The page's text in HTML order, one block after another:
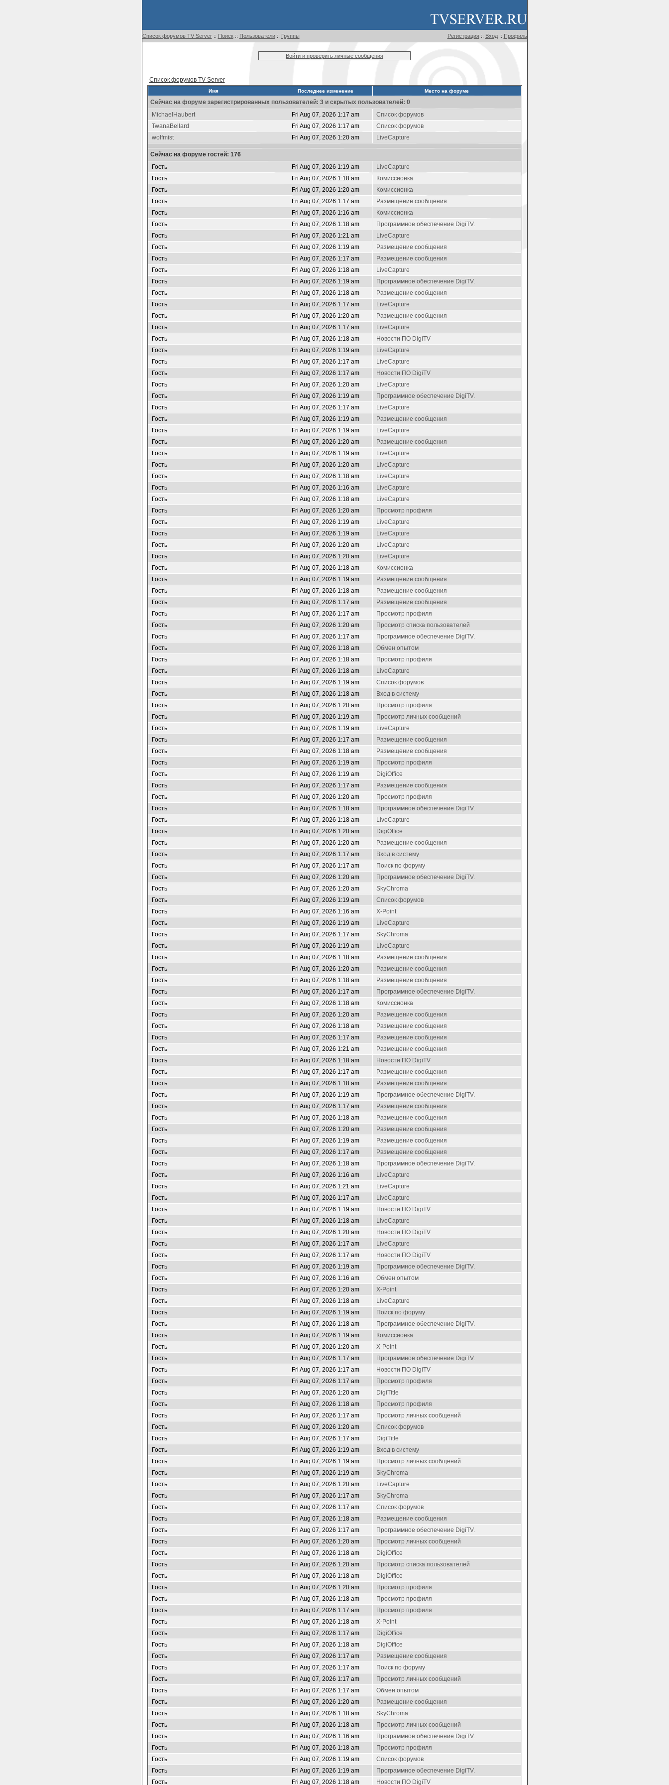
Список форумов TV Server:: Поиск:: Пользователи:: Группы Регистрация :: Вход:: Профиль
Войти и проверить личные сообщения
Список форумов TV Server
Имя Последнее изменение Место на форуме
Сейчас на форуме зарегистрированных пользователей: 3 и скрытых пользователей: 0
MichaelHaubert
Fri Aug 07, 2026 1:17 am
Список форумов
TwanaBellard
Fri Aug 07, 2026 1:17 am
Список форумов
wolfmist
Fri Aug 07, 2026 1:20 am LiveCapture
Сейчас на форуме гостей: 176
Гость
Fri Aug 07, 2026 1:19 am
LiveCapture
Гость
Fri Aug 07, 2026 1:18 am
Комиссионка
Гость
Fri Aug 07, 2026 1:20 am
Комиссионка
Гость
Fri Aug 07, 2026 1:17 am
Размещение сообщения
Гость
Fri Aug 07, 2026 1:16 am
Комиссионка
Гость
Fri Aug 07, 2026 1:18 am
Программное обеспечение DigiTV.
Гость
Fri Aug 07, 2026 1:21 am
LiveCapture
Гость
Fri Aug 07, 2026 1:19 am
Размещение сообщения
Гость
Fri Aug 07, 2026 1:17 am
Размещение сообщения
Гость
Fri Aug 07, 2026 1:18 am
LiveCapture
Гость
Fri Aug 07, 2026 1:19 am
Программное обеспечение DigiTV.
Гость
Fri Aug 07, 2026 1:18 am
Размещение сообщения
Гость
Fri Aug 07, 2026 1:17 am
LiveCapture
Гость
Fri Aug 07, 2026 1:20 am
Размещение сообщения
Гость
Fri Aug 07, 2026 1:17 am
LiveCapture
Гость
Fri Aug 07, 2026 1:18 am
Новости ПО DigiTV
Гость
Fri Aug 07, 2026 1:19 am
LiveCapture
Гость
Fri Aug 07, 2026 1:17 am
LiveCapture
Гость
Fri Aug 07, 2026 1:17 am
Новости ПО DigiTV
Гость
Fri Aug 07, 2026 1:20 am
LiveCapture
Гость
Fri Aug 07, 2026 1:19 am
Программное обеспечение DigiTV.
Гость
Fri Aug 07, 2026 1:17 am
LiveCapture
Гость
Fri Aug 07, 2026 1:19 am
Размещение сообщения
Гость
Fri Aug 07, 2026 1:19 am
LiveCapture
Гость
Fri Aug 07, 2026 1:20 am
Размещение сообщения
Гость
Fri Aug 07, 2026 1:19 am
LiveCapture
Гость
Fri Aug 07, 2026 1:20 am
LiveCapture
Гость
Fri Aug 07, 2026 1:18 am
LiveCapture
Гость
Fri Aug 07, 2026 1:16 am
LiveCapture
Гость
Fri Aug 07, 2026 1:18 am
LiveCapture
Гость
Fri Aug 07, 2026 1:20 am
Просмотр профиля
Гость
Fri Aug 07, 2026 1:19 am
LiveCapture
Гость
Fri Aug 07, 2026 1:19 am
LiveCapture
Гость
Fri Aug 07, 2026 1:20 am
LiveCapture
Гость
Fri Aug 07, 2026 1:20 am
LiveCapture
Гость
Fri Aug 07, 2026 1:18 am
Комиссионка
Гость
Fri Aug 07, 2026 1:19 am
Размещение сообщения
Гость
Fri Aug 07, 2026 1:18 am
Размещение сообщения
Гость
Fri Aug 07, 2026 1:17 am
Размещение сообщения
Гость
Fri Aug 07, 2026 1:17 am
Просмотр профиля
Гость
Fri Aug 07, 2026 1:20 am
Просмотр списка пользователей
Гость
Fri Aug 07, 2026 1:17 am
Программное обеспечение DigiTV.
Гость
Fri Aug 07, 2026 1:18 am
Обмен опытом
Гость
Fri Aug 07, 2026 1:18 am
Просмотр профиля
Гость
Fri Aug 07, 2026 1:18 am
LiveCapture
Гость
Fri Aug 07, 2026 1:19 am
Список форумов
Гость
Fri Aug 07, 2026 1:18 am
Вход в систему
Гость
Fri Aug 07, 2026 1:20 am
Просмотр профиля
Гость
Fri Aug 07, 2026 1:19 am
Просмотр личных сообщений
Гость
Fri Aug 07, 2026 1:19 am
LiveCapture
Гость
Fri Aug 07, 2026 1:17 am
Размещение сообщения
Гость
Fri Aug 07, 2026 1:18 am
Размещение сообщения
Гость
Fri Aug 07, 2026 1:19 am
Просмотр профиля
Гость
Fri Aug 07, 2026 1:19 am
DigiOffice
Гость
Fri Aug 07, 2026 1:17 am
Размещение сообщения
Гость
Fri Aug 07, 2026 1:20 am
Просмотр профиля
Гость
Fri Aug 07, 2026 1:18 am
Программное обеспечение DigiTV.
Гость
Fri Aug 07, 2026 1:18 am
LiveCapture
Гость
Fri Aug 07, 2026 1:20 am
DigiOffice
Гость
Fri Aug 07, 2026 1:20 am
Размещение сообщения
Гость
Fri Aug 07, 2026 1:17 am
Вход в систему
Гость
Fri Aug 07, 2026 1:17 am
Поиск по форуму
Гость
Fri Aug 07, 2026 1:20 am
Программное обеспечение DigiTV.
Гость
Fri Aug 07, 2026 1:20 am
SkyChroma
Гость
Fri Aug 07, 2026 1:19 am
Список форумов
Гость
Fri Aug 07, 2026 1:16 am
X-Point
Гость
Fri Aug 07, 2026 1:19 am
LiveCapture
Гость
Fri Aug 07, 2026 1:17 am
SkyChroma
Гость
Fri Aug 07, 2026 1:19 am
LiveCapture
Гость
Fri Aug 07, 2026 1:18 am
Размещение сообщения
Гость
Fri Aug 07, 2026 1:20 am
Размещение сообщения
Гость
Fri Aug 07, 2026 1:18 am
Размещение сообщения
Гость
Fri Aug 07, 2026 1:17 am
Программное обеспечение DigiTV.
Гость
Fri Aug 07, 2026 1:18 am
Комиссионка
Гость
Fri Aug 07, 2026 1:20 am
Размещение сообщения
Гость
Fri Aug 07, 2026 1:18 am
Размещение сообщения
Гость
Fri Aug 07, 2026 1:17 am
Размещение сообщения
Гость
Fri Aug 07, 2026 1:21 am
Размещение сообщения
Гость
Fri Aug 07, 2026 1:18 am
Новости ПО DigiTV
Гость
Fri Aug 07, 2026 1:17 am
Размещение сообщения
Гость
Fri Aug 07, 2026 1:18 am
Размещение сообщения
Гость
Fri Aug 07, 2026 1:19 am
Программное обеспечение DigiTV.
Гость
Fri Aug 07, 2026 1:17 am
Размещение сообщения
Гость
Fri Aug 07, 2026 1:18 am
Размещение сообщения
Гость
Fri Aug 07, 2026 1:20 am
Размещение сообщения
Гость
Fri Aug 07, 2026 1:19 am
Размещение сообщения
Гость
Fri Aug 07, 2026 1:17 am
Размещение сообщения
Гость
Fri Aug 07, 2026 1:18 am
Программное обеспечение DigiTV.
Гость
Fri Aug 07, 2026 1:16 am
LiveCapture
Гость
Fri Aug 07, 2026 1:21 am
LiveCapture
Гость
Fri Aug 07, 2026 1:17 am
LiveCapture
Гость
Fri Aug 07, 2026 1:19 am
Новости ПО DigiTV
Гость
Fri Aug 07, 2026 1:18 am
LiveCapture
Гость
Fri Aug 07, 2026 1:20 am
Новости ПО DigiTV
Гость
Fri Aug 07, 2026 1:17 am
LiveCapture
Гость
Fri Aug 07, 2026 1:17 am
Новости ПО DigiTV
Гость
Fri Aug 07, 2026 1:19 am
Программное обеспечение DigiTV.
Гость
Fri Aug 07, 2026 1:16 am
Обмен опытом
Гость
Fri Aug 07, 2026 1:20 am
X-Point
Гость
Fri Aug 07, 2026 1:18 am
LiveCapture
Гость
Fri Aug 07, 2026 1:19 am
Поиск по форуму
Гость
Fri Aug 07, 2026 1:18 am
Программное обеспечение DigiTV.
Гость
Fri Aug 07, 2026 1:19 am
Комиссионка
Гость
Fri Aug 07, 2026 1:20 am
X-Point
Гость
Fri Aug 07, 2026 1:17 am
Программное обеспечение DigiTV.
Гость
Fri Aug 07, 2026 1:17 am
Новости ПО DigiTV
Гость
Fri Aug 07, 2026 1:17 am
Просмотр профиля
Гость
Fri Aug 07, 2026 1:20 am
DigiTitle
Гость
Fri Aug 07, 2026 1:18 am
Просмотр профиля
Гость
Fri Aug 07, 2026 1:17 am
Просмотр личных сообщений
Гость
Fri Aug 07, 2026 1:20 am
Список форумов
Гость
Fri Aug 07, 2026 1:17 am
DigiTitle
Гость
Fri Aug 07, 2026 1:19 am
Вход в систему
Гость
Fri Aug 07, 2026 1:19 am
Просмотр личных сообщений
Гость
Fri Aug 07, 2026 1:19 am
SkyChroma
Гость
Fri Aug 07, 2026 1:20 am
LiveCapture
Гость
Fri Aug 07, 2026 1:17 am
SkyChroma
Гость
Fri Aug 07, 2026 1:17 am
Список форумов
Гость
Fri Aug 07, 2026 1:18 am
Размещение сообщения
Гость
Fri Aug 07, 2026 1:17 am
Программное обеспечение DigiTV.
Гость
Fri Aug 07, 2026 1:20 am
Просмотр личных сообщений
Гость
Fri Aug 07, 2026 1:18 am
DigiOffice
Гость
Fri Aug 07, 2026 1:20 am
Просмотр списка пользователей
Гость
Fri Aug 07, 2026 1:18 am
DigiOffice
Гость
Fri Aug 07, 2026 1:20 am
Просмотр профиля
Гость
Fri Aug 07, 2026 1:18 am
Просмотр профиля
Гость
Fri Aug 07, 2026 1:17 am
Просмотр профиля
Гость
Fri Aug 07, 2026 1:18 am
X-Point
Гость
Fri Aug 07, 2026 1:17 am
DigiOffice
Гость
Fri Aug 07, 2026 1:18 am
DigiOffice
Гость
Fri Aug 07, 2026 1:17 am
Размещение сообщения
Гость
Fri Aug 07, 2026 1:17 am
Поиск по форуму
Гость
Fri Aug 07, 2026 1:17 am
Просмотр личных сообщений
Гость
Fri Aug 07, 2026 1:17 am
Обмен опытом
Гость
Fri Aug 07, 2026 1:20 am
Размещение сообщения
Гость
Fri Aug 07, 2026 1:18 am
SkyChroma
Гость
Fri Aug 07, 2026 1:18 am
Просмотр личных сообщений
Гость
Fri Aug 07, 2026 1:16 am
Программное обеспечение DigiTV.
Гость
Fri Aug 07, 2026 1:18 am
Просмотр профиля
Гость
Fri Aug 07, 2026 1:19 am
Список форумов
Гость
Fri Aug 07, 2026 1:19 am
Программное обеспечение DigiTV.
Гость
Fri Aug 07, 2026 1:18 am Новости ПО DigiTV